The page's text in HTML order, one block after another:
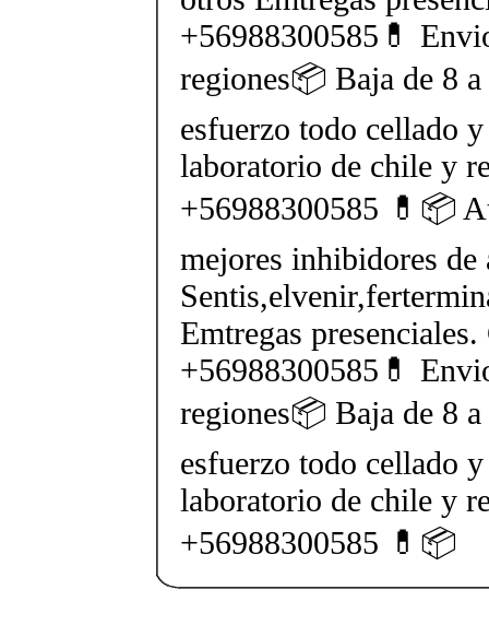
+56988300585💊
regiones📦 Baja de 8
esfuerzo todo cellado
laboratorio de chile y
+56988300585 💊📦
mejores inhibidores de
Emtregas presenciales.
+56988300585💊
regiones📦 Baja de 8
esfuerzo todo cellado
laboratorio de chile y
+56988300585 💊📦